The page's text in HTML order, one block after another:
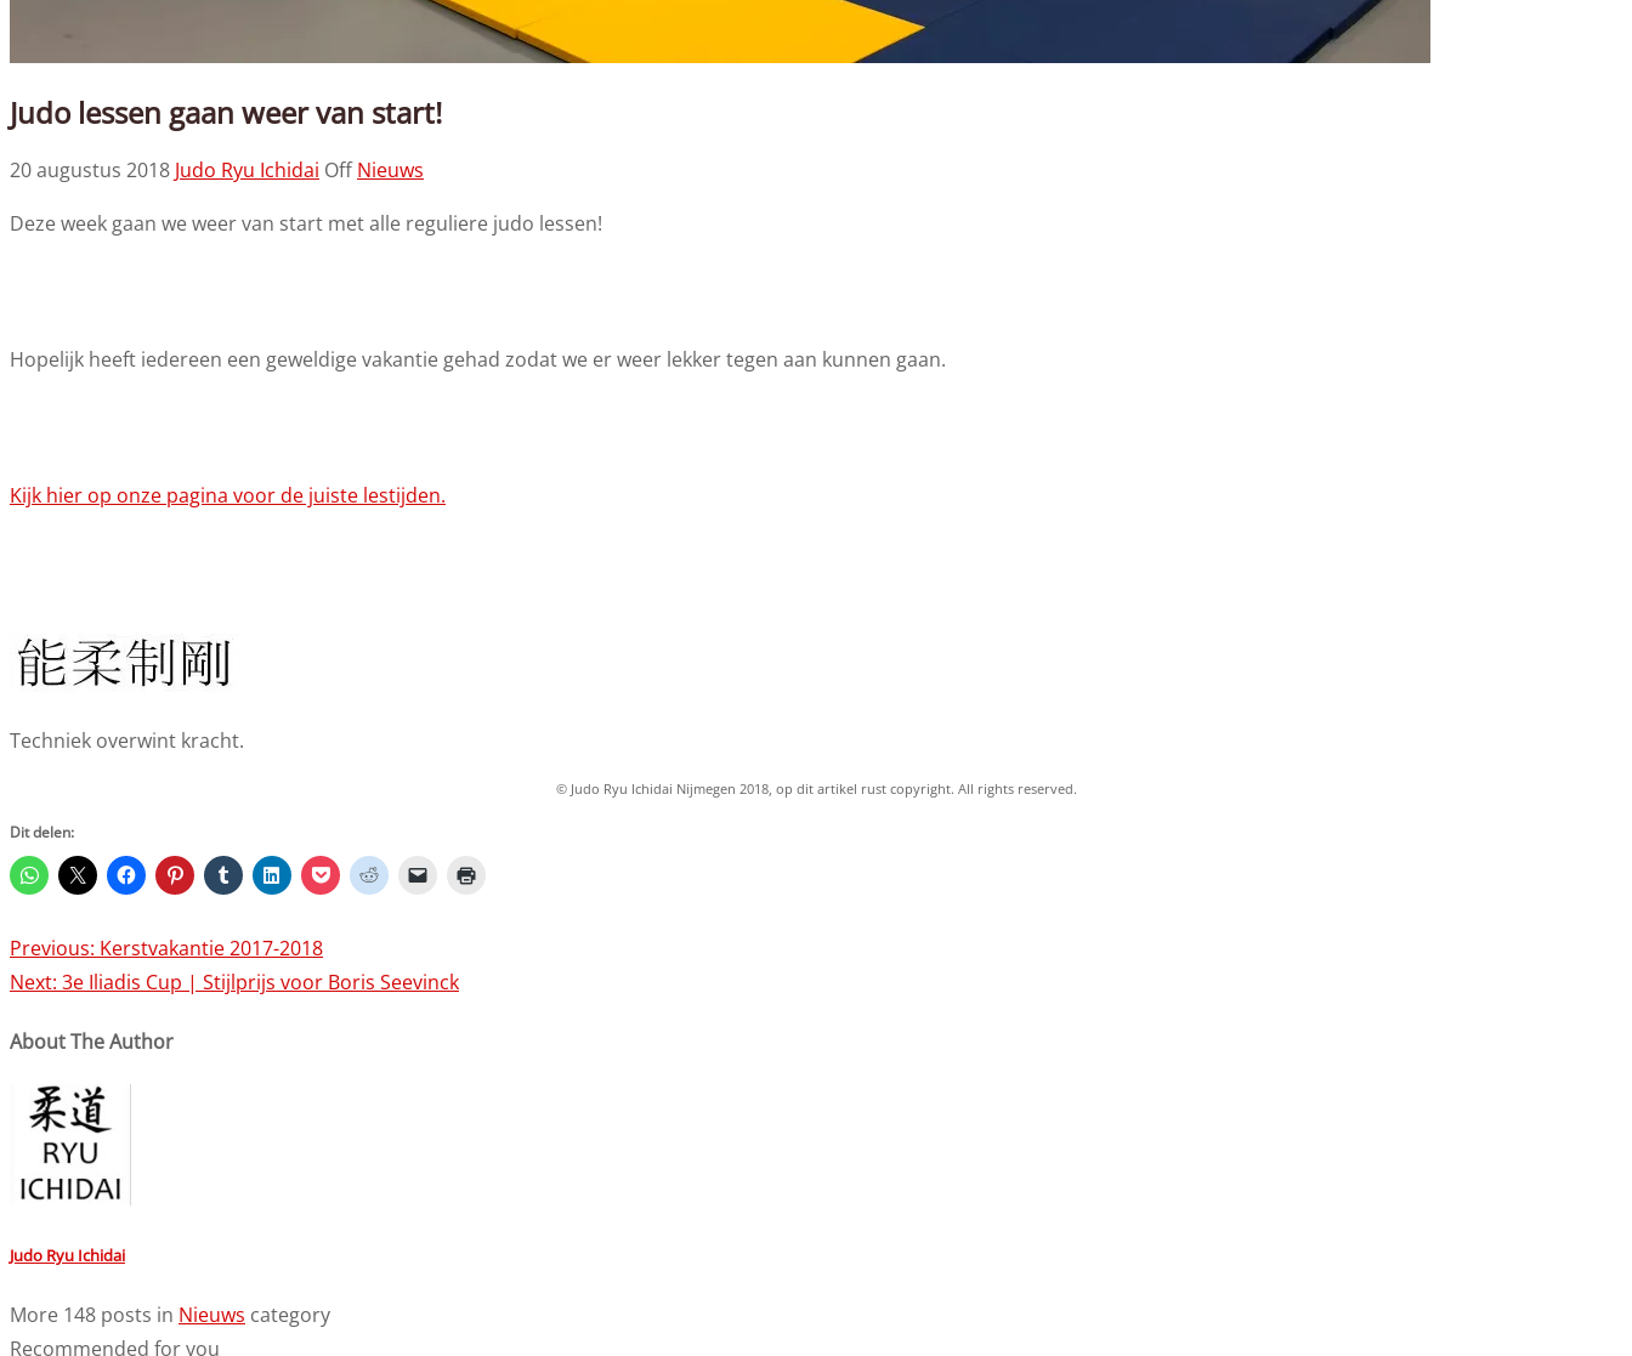
Judo lessen gaan weer van start!
20 augustus 2018 Judo Ryu Ichidai Off Nieuws
Deze week gaan we weer van start met alle reguliere judo lessen!
Hopelijk heeft iedereen een geweldige vakantie gehad zodat we er weer lekker tegen aan kunnen gaan.
Kijk hier op onze pagina voor de juiste lestijden.
Techniek overwint kracht.
© Judo Ryu Ichidai Nijmegen 2018, op dit artikel rust copyright. All rights reserved.
Dit delen:
Post
navigation
Previous: Kerstvakantie 2017-2018
Next: 3e Iliadis Cup | Stijlprijs voor Boris Seevinck
About The Author
Judo Ryu Ichidai
More 148 posts in Nieuws category
Recommended for you